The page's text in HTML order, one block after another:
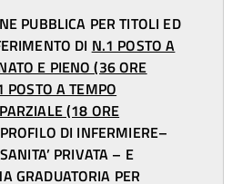
PUBBLICA PER TITOLI ED
DI N.1 POSTO A
E PIENO (36 ORE
A TEMPO
(18 ORE
DI INFERMIERE–
PRIVATA – E
GRADUATORIA PER